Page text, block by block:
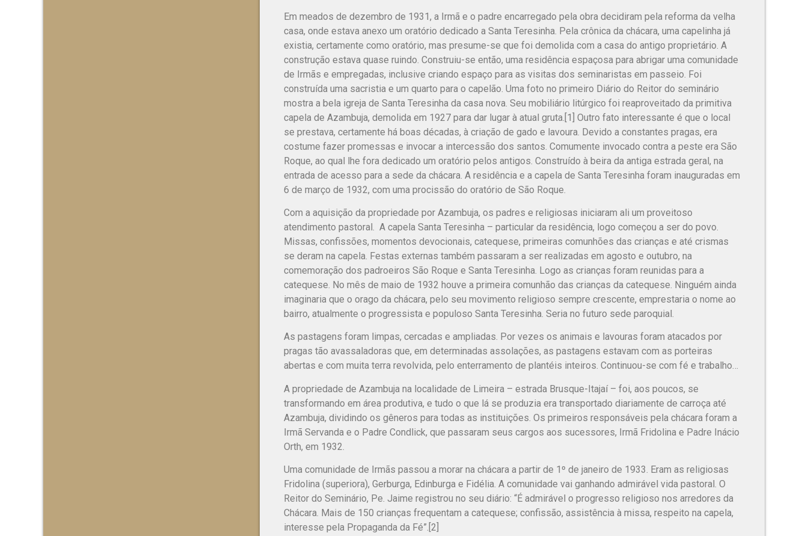
Em meados de dezembro de 1931, a Irmã e o padre encarregado pela obra decidiram pela reforma da velha
casa, onde estava anexo um oratório dedicado a Santa Teresinha. Pela crônica da chácara, uma capelinha já
existia, certamente como oratório, mas presume-se que foi demolida com a casa do antigo proprietário. A
construção estava quase ruindo. Construiu-se então, uma residência espaçosa para abrigar uma comunidade
de Irmãs e empregadas, inclusive criando espaço para as visitas dos seminaristas em passeio. Foi
construída uma sacristia e um quarto para o capelão. Uma foto no primeiro Diário do Reitor do seminário
mostra a bela igreja de Santa Teresinha da casa nova. Seu mobiliário litúrgico foi reaproveitado da primitiva
capela de Azambuja, demolida em 1927 para dar lugar à atual gruta.[1] Outro fato interessante é que o local
se prestava, certamente há boas décadas, à criação de gado e lavoura. Devido a constantes pragas, era
costume fazer promessas e invocar a intercessão dos santos. Comumente invocado contra a peste era São
Roque, ao qual lhe fora dedicado um oratório pelos antigos. Construído à beira da antiga estrada geral, na
entrada de acesso para a sede da chácara. A residência e a capela de Santa Teresinha foram inauguradas em
6 de março de 1932, com uma procissão do oratório de São Roque.
Com a aquisição da propriedade por Azambuja, os padres e religiosas iniciaram ali um proveitoso
atendimento pastoral. A capela Santa Teresinha – particular da residência, logo começou a ser do povo.
Missas, confissões, momentos devocionais, catequese, primeiras comunhões das crianças e até crismas
se deram na capela. Festas externas também passaram a ser realizadas em agosto e outubro, na
comemoração dos padroeiros São Roque e Santa Teresinha. Logo as crianças foram reunidas para a
catequese. No mês de maio de 1932 houve a primeira comunhão das crianças da catequese. Ninguém ainda
imaginaria que o orago da chácara, pelo seu movimento religioso sempre crescente, emprestaria o nome ao
bairro, atualmente o progressista e populoso Santa Teresinha. Seria no futuro sede paroquial.
As pastagens foram limpas, cercadas e ampliadas. Por vezes os animais e lavouras foram atacados por
pragas tão avassaladoras que, em determinadas assolações, as pastagens estavam com as porteiras
abertas e com muita terra revolvida, pelo enterramento de plantéis inteiros. Continuou-se com fé e trabalho…
A propriedade de Azambuja na localidade de Limeira – estrada Brusque-Itajaí – foi, aos poucos, se
transformando em área produtiva, e tudo o que lá se produzia era transportado diariamente de carroça até
Azambuja, dividindo os gêneros para todas as instituições. Os primeiros responsáveis pela chácara foram a
Irmã Servanda e o Padre Condlick, que passaram seus cargos aos sucessores, Irmã Fridolina e Padre Inácio
Orth, em 1932.
Uma comunidade de Irmãs passou a morar na chácara a partir de 1º de janeiro de 1933. Eram as religiosas
Fridolina (superiora), Gerburga, Edinburga e Fidélia. A comunidade vai ganhando admirável vida pastoral. O
Reitor do Seminário, Pe. Jaime registrou no seu diário: “É admirável o progresso religioso nos arredores da
Chácara. Mais de 150 crianças frequentam a catequese; confissão, assistência à missa, respeito na capela,
interesse pela Propaganda da Fé”.[2]